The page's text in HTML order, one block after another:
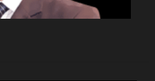
Minería San Juan